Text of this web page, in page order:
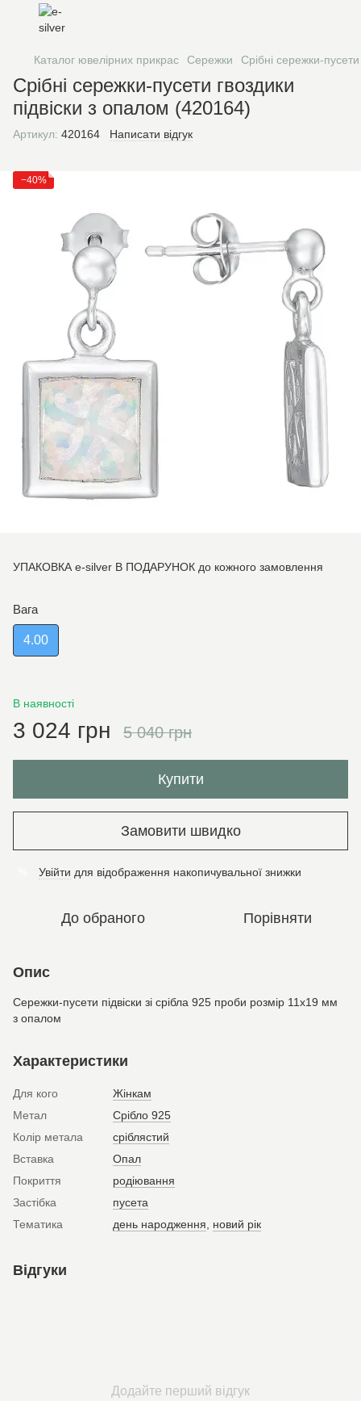
Каталог ювелірних прикрас Сережки Срібні сережки-
Срібні сережки-пусети гвоздики
підвіски з опалом (420164)
Артикул: 420164 Написати відгук
−40%
УПАКОВКА e-silver В ПОДАРУНОК до кожного замовлення
Вага
4.00
В наявності
3 024 грн 5 040 грн
Купити
Замовити швидко
Увійти для відображення накопичувальної знижки
До обраного Порівняти
Опис
Сережки-пусети підвіски зі срібла 925 проби розмір 11х19 мм
з опалом
Характеристики
Для кого
Жінкам
Метал
Срібло 925
Колір метала
сріблястий
Вставка
Опал
Покриття
родіювання
Застібка
пусета
Тематика
день народження новий рік
Відгуки
Додайте перший відгук